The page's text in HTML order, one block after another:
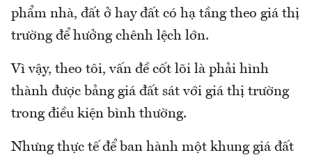
phẩm nhà, đất ở hay đất có hạ tầng theo giá thị
trường để hưởng chênh lệch lớn.
Vì vậy, theo tôi, vấn đề cốt lõi là phải hình
thành được bảng giá đất sát với giá thị trường
trong điều kiện bình thường.
Nhưng thực tế để ban hành một khung giá đất